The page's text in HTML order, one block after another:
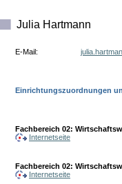
Julia Hartmann
E-Mail: ed.nesseig-
Einrichtungszuordnungen
Fachbereich 02:
Internetseite
Fachbereich 02:
Internetseite